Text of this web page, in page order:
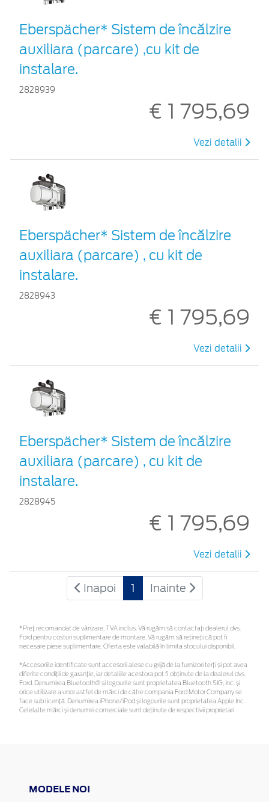
Eberspächer* Sistem de încălzire
auxiliara (parcare) ,cu kit de
instalare.
2828939
€ 1 795,69
Vezi detalii
Eberspächer* Sistem de încălzire
auxiliara (parcare) , cu kit de
instalare.
2828943
€ 1 795,69
Vezi detalii
Eberspächer* Sistem de încălzire
auxiliara (parcare) , cu kit de
instalare.
2828945
€ 1 795,69
Vezi detalii
Inapoi 1 Inainte
*Preţ recomandat de vânzare, TVA inclus. Vă rugăm să contactaţi dealerul dvs.
Ford pentru costuri suplimentare de montare. Vă rugăm să rețineți că pot fi
necesare piese suplimentare. Oferta este valabilă în limita stocului disponibil.
*Accesoriile identificate sunt accesorii alese cu grijă de la furnizori terți și pot avea
diferite condiții de garanție, iar detaliile acestora pot fi obținute de la dealerul dvs.
Ford. Denumirea Bluetooth® și logourile sunt proprietatea Bluetooth SIG, Inc. și
orice utilizare a unor astfel de mărci de către compania Ford Motor Company se
face sub licență. Denumirea iPhone/iPod și logourile sunt proprietatea Apple Inc.
Celelalte mărci și denumiri comerciale sunt deținute de respectivii proprietari
MODELE NOI